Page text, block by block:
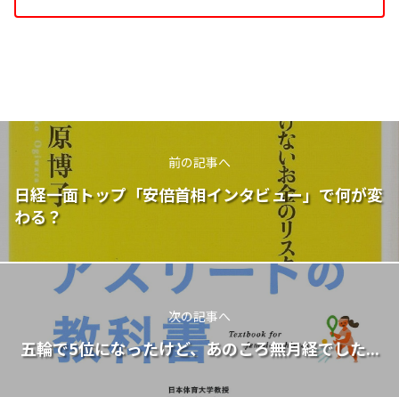
前の記事へ
日経一面トップ「安倍首相インタビュー」で何が変
わる？
次の記事へ
五輪で5位になったけど、あのころ無月経でした...